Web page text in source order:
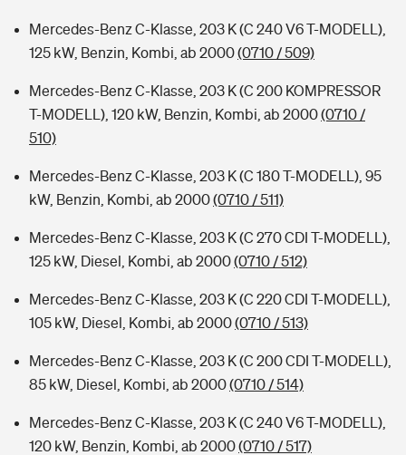
Mercedes-Benz C-Klasse, 203 K (C 240 V6 T-MODELL),
125 kW, Benzin, Kombi, ab 2000(0710 / 509)
Mercedes-Benz C-Klasse, 203 K (C 200 KOMPRESSOR
T-MODELL), 120 kW, Benzin, Kombi, ab 2000(0710 /
510)
Mercedes-Benz C-Klasse, 203 K (C 180 T-MODELL), 95
kW, Benzin, Kombi, ab 2000(0710 / 511)
Mercedes-Benz C-Klasse, 203 K (C 270 CDI T-MODELL),
125 kW, Diesel, Kombi, ab 2000(0710 / 512)
Mercedes-Benz C-Klasse, 203 K (C 220 CDI T-MODELL),
105 kW, Diesel, Kombi, ab 2000(0710 / 513)
Mercedes-Benz C-Klasse, 203 K (C 200 CDI T-MODELL),
85 kW, Diesel, Kombi, ab 2000(0710 / 514)
Mercedes-Benz C-Klasse, 203 K (C 240 V6 T-MODELL),
120 kW, Benzin, Kombi, ab 2000(0710 / 517)